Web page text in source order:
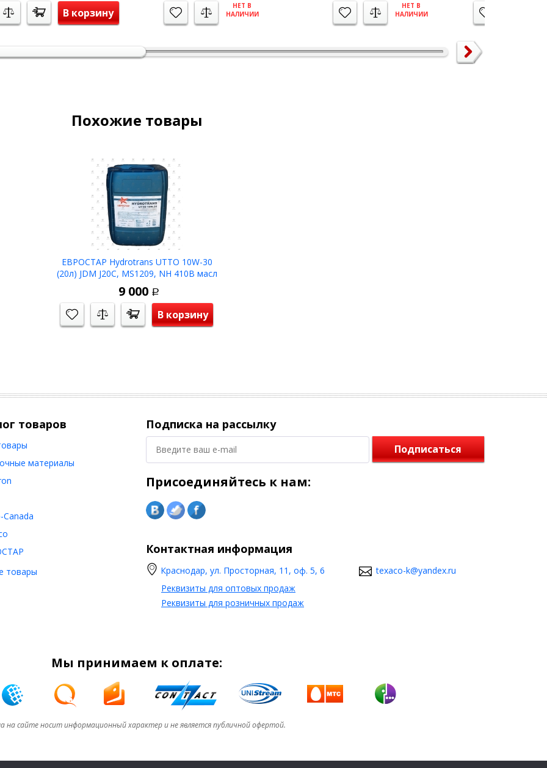
В корзину
НЕТ В
НАЛИЧИИ
НЕТ В
НАЛИЧИИ
Похожие товары
ЕВРОСТАР Hydrotrans UTTO 10W-30
(20л) JDM J20C, MS1209, NH 410B масл
трансм гидр -33С
9 000 Р
В корзину
товаров
товары
материалы
Canada
Подписка на рассылку
Подписаться
Присоединяйтесь к нам:
Контактная информация
Краснодар, ул. Просторная, 11, оф. 5, 6
texaco-k@yandex.ru
Реквизиты для оптовых продаж
Реквизиты для розничных продаж
Мы принимаем к оплате:
на сайте носит информационный характер и не является публичной офертой.